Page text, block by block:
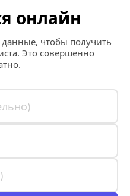
онлайн
чтобы получить
Это совершенно